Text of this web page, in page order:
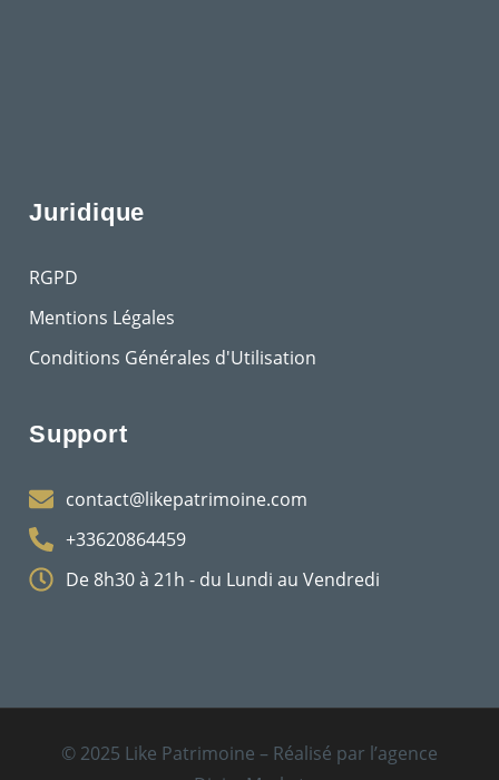
Juridique
RGPD
Mentions Légales
Conditions Générales d'Utilisation
Support
contact@likepatrimoine.com
+33620864459
De 8h30 à 21h - du Lundi au Vendredi
© 2025 Like Patrimoine – Réalisé par l’agence